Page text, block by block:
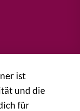
ist
und die
für